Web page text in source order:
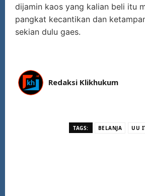
dijamin kaos yang kalian beli itu
pangkat kecantikan dan
sekian dulu gaes.
Redaksi Klikhukum
TAGS: BELANJA UU